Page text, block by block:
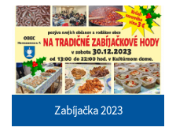
Zabíjačka 2023